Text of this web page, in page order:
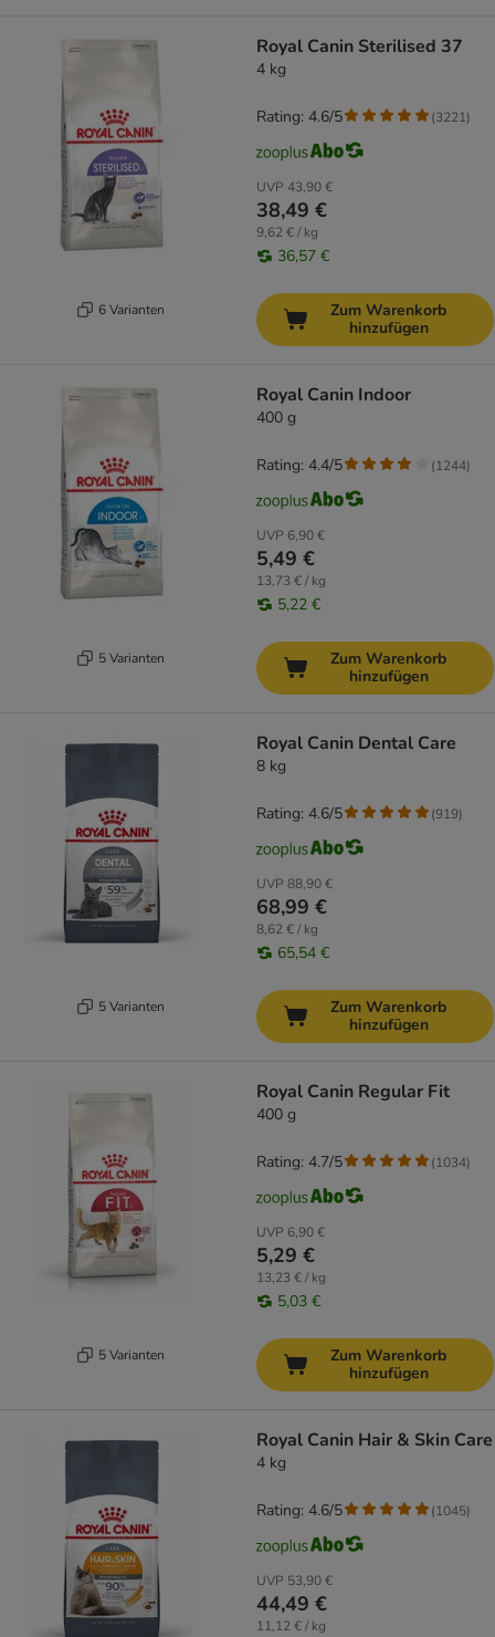
6 Varianten
Royal Canin Sterilised 37
4 kg
UVP 43,90 €
38,49 €
9,62 € / kg
36,57 €
Rating: 4.6/5 (3221)
Zum Warenkorb
hinzufügen
5 Varianten
Royal Canin Indoor
400 g
UVP 6,90 €
5,49 €
13,73 € / kg
5,22 €
Rating: 4.4/5 (1244)
Zum Warenkorb
hinzufügen
5 Varianten
Royal Canin Dental Care
8 kg
UVP 88,90 €
68,99 €
8,62 € / kg
65,54 €
Rating: 4.6/5 (919)
Zum Warenkorb
hinzufügen
5 Varianten
Royal Canin Regular Fit
400 g
UVP 6,90 €
5,29 €
13,23 € / kg
5,03 €
Rating: 4.7/5 (1034)
Zum Warenkorb
hinzufügen
Royal Canin Hair & Skin Care
4 kg
UVP 53,90 €
44,49 €
11,12 € / kg
Rating: 4.6/5 (1045)